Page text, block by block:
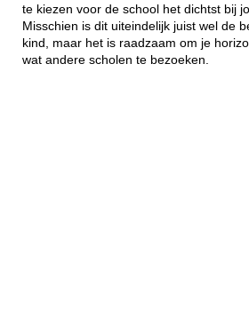
te kiezen voor de school het dichtst bij
Misschien is dit uiteindelijk juist wel de
kind, maar het is raadzaam om je
wat andere scholen te bezoeken.